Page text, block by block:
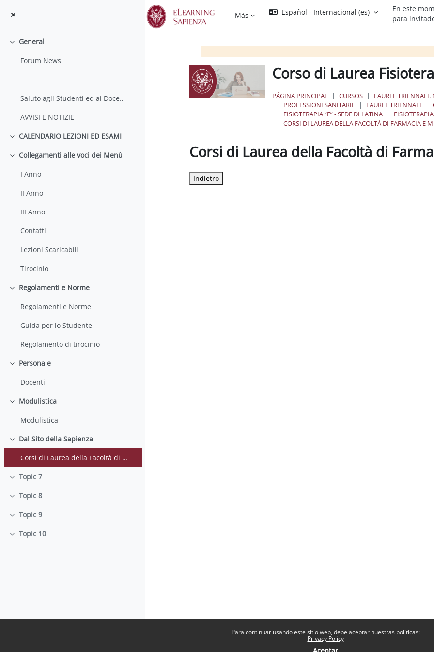
Para continuar usando este sitio web, debe aceptar nuestras políticas:
Privacy Policy
Más Español - Internacional ‎(es)‎
En este
para
Colapsar
General
Forum News
Saluto agli Studenti ed ai Docenti
AVVISI E NOTIZIE
Colapsar
CALENDARIO LEZIONI ED ESAMI
Colapsar
Collegamenti alle voci dei Menù
I Anno
II Anno
III Anno
Contatti
Lezioni Scaricabili
Tirocinio
Colapsar
Regolamenti e Norme
Regolamenti e Norme
Guida per lo Studente
Regolamento di tirocinio
Colapsar
Personale
Docenti
Colapsar
Modulistica
Modulistica
Colapsar
Dal Sito della Sapienza
Corsi di Laurea della Facoltà di Farmacia e Medicina
Colapsar
Topic 7
Colapsar
Topic 8
Colapsar
Topic 9
Colapsar
Topic 10
Corso di Laurea
PÁGINA PRINCIPAL CURSOS
LAUREE
PROFESSIONI SANITARIE
LAUREE TRIENNALI
FISIOTERAPIA “F” - SEDE DI LATINA
FISIOTERAPIA
CORSI DI LAUREA DELLA FACOLTÀ DI FARMACIA E
Corsi di Laurea della Facoltà di